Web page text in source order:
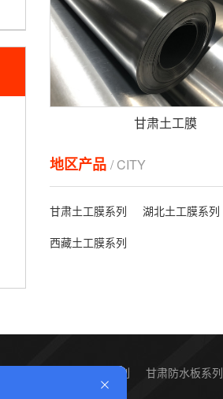
甘肃土工膜
地区产品 / CITY
甘肃土工膜系列 湖北土工膜系列
西藏土工膜系列
甘肃复合土工膜系列
甘肃防水板系列